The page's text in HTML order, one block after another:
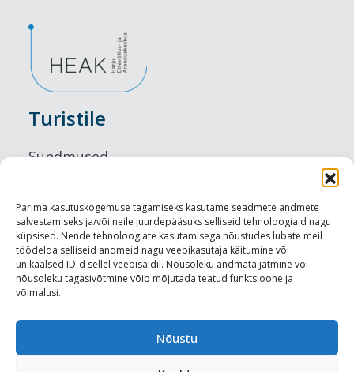
Parima kasutuskogemuse tagamiseks kasutame seadmete andmete
salvestamiseks ja/või neile juurdepääsuks selliseid tehnoloogiaid nagu
küpsised. Nende tehnoloogiate kasutamisega nõustudes lubate meil
töödelda selliseid andmeid nagu veebikasutaja käitumine või
unikaalsed ID-d sellel veebisaidil. Nõusoleku andmata jätmine või
nõusoleku tagasivõtmine võib mõjutada teatud funktsioone ja
võimalusi.
Nõustu
Turistile
Sündmused
Maitseelamused
Vaatamisväärsused
Visit Tallinn
Turismiprofessionaalile